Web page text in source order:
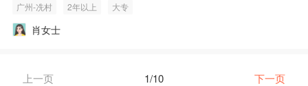
广州-冼村 2年以上 大专
肖女士
上一页 1/10 下一页